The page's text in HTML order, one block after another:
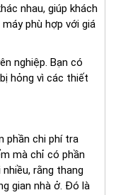
nhau, giúp khách
phù hợp với giá
nghiệp. Bạn có
hỏng vì các thiết
phần chi phí tra
mà chỉ có phần
rằng thang
gian nhà ở. Đó là